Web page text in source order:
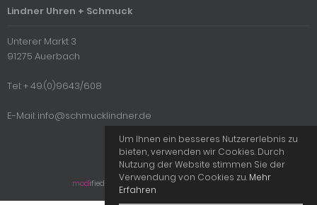
Lindner Uhren + Schmuck
Unterer Markt 3
91275 Auerbach
Tel: + 49.(0)9643/608
E-Mail: info@schmucklindner.de
modified eCommerce Shopsoftware © 2009-2026
Um Ihnen ein besseres Nutzererlebnis zu
bieten, verwenden wir Cookies. Durch
Nutzung der Website stimmen Sie der
Verwendung von Cookies zu. Mehr
Erfahren